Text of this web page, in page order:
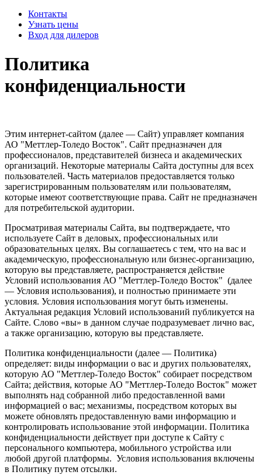
Контакты
Узнать цены
Вход для дилеров
Политика
конфиденциальности
Этим интернет-сайтом (далее — Сайт) управляет компания
АО "Меттлер-Толедо Восток". Сайт предназначен для
профессионалов, представителей бизнеса и академических
организаций. Некоторые материалы Сайта доступны для всех
пользователей. Часть материалов предоставляется только
зарегистрированным пользователям или пользователям,
которые имеют соответствующие права. Сайт не предназначен
для потребительской аудитории.
Просматривая материалы Сайта, вы подтверждаете, что
используете Сайт в деловых, профессиональных или
образовательных целях. Вы соглашаетесь с тем, что на вас и
академическую, профессиональную или бизнес-организацию,
которую вы представляете, распространяется действие
Условий использования АО "Меттлер-Толедо Восток" (далее
— Условия использования), и полностью принимаете эти
условия. Условия использования могут быть изменены.
Актуальная редакция Условий использований публикуется на
Сайте. Слово «вы» в данном случае подразумевает лично вас,
а также организацию, которую вы представляете.
Политика конфиденциальности (далее — Политика)
определяет: виды информации о вас и других пользователях,
которую АО "Меттлер-Толедо Восток" собирает посредством
Сайта; действия, которые АО "Меттлер-Толедо Восток" может
выполнять над собранной либо предоставленной вами
информацией о вас; механизмы, посредством которых вы
можете обновлять предоставленную вами информацию и
контролировать использование этой информации. Политика
конфиденциальности действует при доступе к Сайту с
персонального компьютера, мобильного устройства или
любой другой платформы. Условия использования включены
в Политику путем отсылки.